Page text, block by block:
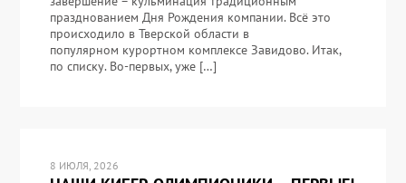
празднованием Дня Рождения компании. Всё это
происходило в Тверской области в
популярном курортном комплексе Завидово. Итак,
по списку. Во-первых, уже […]
8 ИЮЛЯ, 2026